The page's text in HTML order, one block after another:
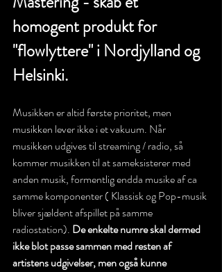
homogent produkt for
"flowlyttere" i Nordjylland og
Helsinki.
Musikken er altid første prioritet, men
musikken lever ikke i et vakuum. Når
musikken udgives til streaming / radio, så
kommer musikken til at sameksisterer med
anden musik, formentlig endda musike af ca
samme komponenter ( Klassisk og Pop-musik
bliver sjældent afspillet på samme
radiostation). De enkelte numre skal dermed
ikke blot passe sammen med resten af
artistens udgivelser, men også kunne